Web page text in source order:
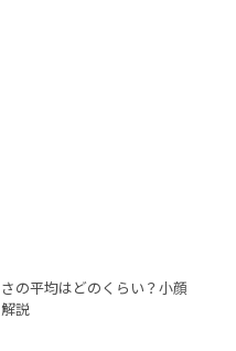
の平均はどのくらい？小顔
説